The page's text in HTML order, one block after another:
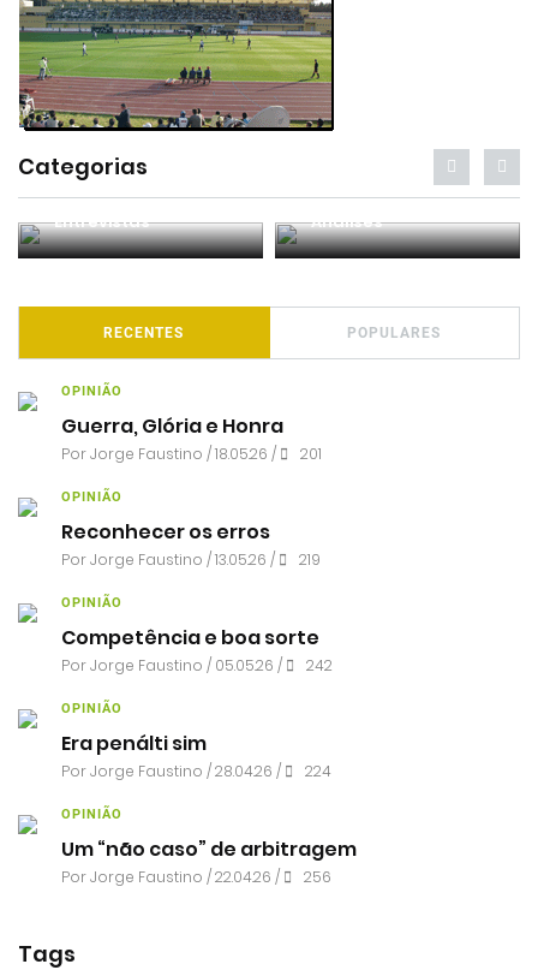
Categorias
Entrevistas Análises
RECENTES POPULARES
OPINIÃO
Guerra, Glória e Honra
PorJorge Faustino / 18.05.26 / 201
OPINIÃO
Reconhecer os erros
PorJorge Faustino / 13.05.26 / 219
OPINIÃO
Competência e boa sorte
PorJorge Faustino / 05.05.26 / 242
OPINIÃO
Era penálti sim
PorJorge Faustino / 28.04.26 / 224
OPINIÃO
Um “não caso” de arbitragem
PorJorge Faustino / 22.04.26 / 256
Tags